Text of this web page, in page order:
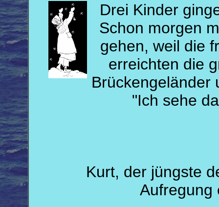
Drei Kinder
Schon morgen
gehen, weil die
erreichten die
Brückengeländer
"Ich sehe
Kurt, der jüngste
Aufregung